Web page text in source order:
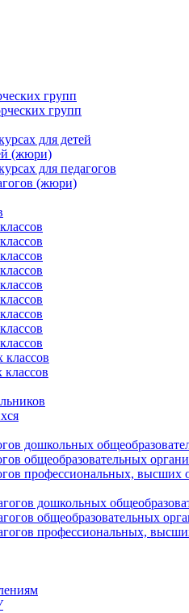
групп
групп
для детей
(жюри)
для педагогов
(жюри)
дошкольных
общеобразовательных
профессиональных, высших
дошкольных
общеобразовательных
профессиональных,